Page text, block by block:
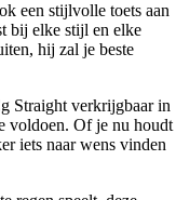
een stijlvolle toets aan
bij elke stijl en elke
hij zal je beste
Straight verkrijgbaar in
voldoen. Of je nu houdt
iets naar wens vinden